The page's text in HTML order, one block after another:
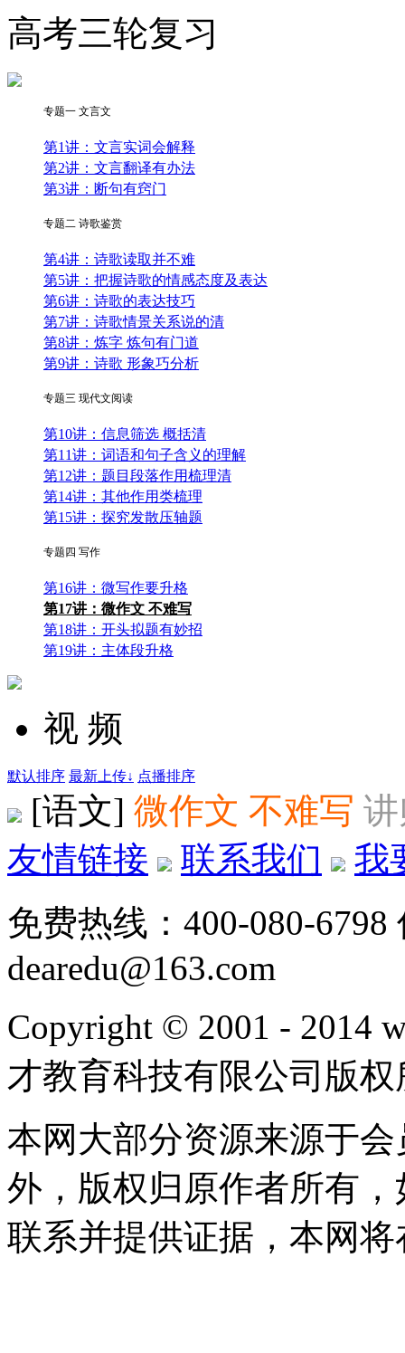
高考三轮复习
专题一 文言文
第1讲：文言实词会解释
第2讲：文言翻译有办法
第3讲：断句有窍门
专题二 诗歌鉴赏
第4讲：诗歌读取并不难
第5讲：把握诗歌的情感态度及表达
第6讲：诗歌的表达技巧
第7讲：诗歌情景关系说的清
第8讲：炼字 炼句有门道
第9讲：诗歌 形象巧分析
专题三 现代文阅读
第10讲：信息筛选 概括清
第11讲：词语和句子含义的理解
第12讲：题目段落作用梳理清
第14讲：其他作用类梳理
第15讲：探究发散压轴题
专题四 写作
第16讲：微写作要升格
第17讲：微作文 不难写
第18讲：开头拟题有妙招
第19讲：主体段升格
视 频
默认排序 最新上传↓ 点播排序
[语文] 微作文 不难写
友情链接
联系我们
我
免费热线：400-080-6798
dearedu@163.com
Copyright © 2001 - 2014
才教育科技有限公司版
本网大部分资源来源于
外，版权归原作者所有
联系并提供证据，本网